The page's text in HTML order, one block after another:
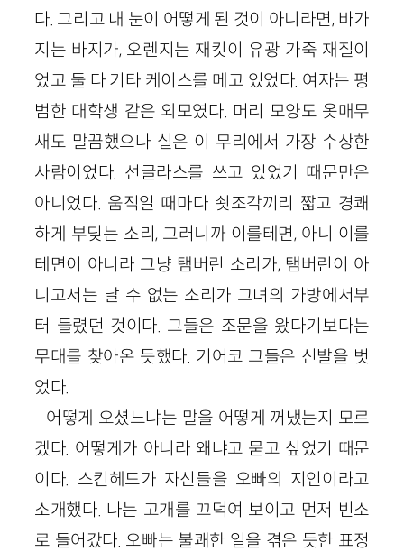
다. 그리고 내 눈이 어떻게 된 것이 아니라면, 바가
지는 바지가, 오렌지는 재킷이 유광 가죽 재질이
었고 둘 다 기타 케이스를 메고 있었다. 여자는 평
범한 대학생 같은 외모였다. 머리 모양도 옷매무
새도 말끔했으나 실은 이 무리에서 가장 수상한
사람이었다. 선글라스를 쓰고 있었기 때문만은
아니었다. 움직일 때마다 쇳조각끼리 짧고 경쾌
하게 부딪는 소리, 그러니까 이를테면, 아니 이를
테면이 아니라 그냥 탬버린 소리가, 탬버린이 아
니고서는 날 수 없는 소리가 그녀의 가방에서부
터 들렸던 것이다. 그들은 조문을 왔다기보다는
무대를 찾아온 듯했다. 기어코 그들은 신발을 벗
었다.
어떻게 오셨느냐는 말을 어떻게 꺼냈는지 모르
겠다. 어떻게가 아니라 왜냐고 묻고 싶었기 때문
이다. 스킨헤드가 자신들을 오빠의 지인이라고
소개했다. 나는 고개를 끄덕여 보이고 먼저 빈소
로 들어갔다. 오빠는 불쾌한 일을 겪은 듯한 표정